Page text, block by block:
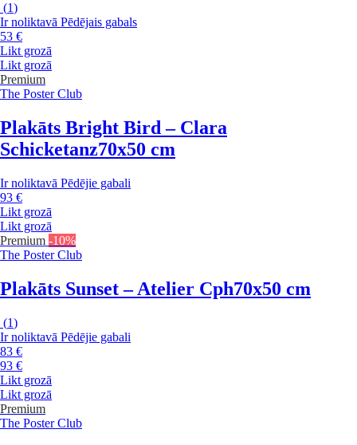
(1)
Ir noliktavā Pēdējais gabals
53 €
Likt grozā
Likt grozā
Premium
The Poster Club
Plakāts Bright Bird – Clara
Schicketanz70x50 cm
Ir noliktavā Pēdējie gabali
93 €
Likt grozā
Likt grozā
Premium -10%
The Poster Club
Plakāts Sunset – Atelier Cph70x50 cm
(1)
Ir noliktavā Pēdējie gabali
83 €
93 €
Likt grozā
Likt grozā
Premium
The Poster Club